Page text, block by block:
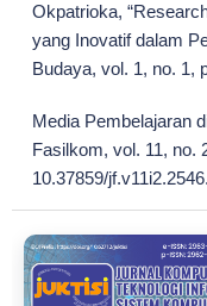
Okpatrioka,
yang Inovatif dalam
Budaya, vol. 1, no. 1,
Media Pembelajaran
Fasilkom, vol. 11, no.
10.37859/jf.v11i2.2546.